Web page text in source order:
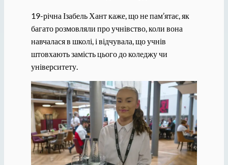
19-річна Ізабель Хант каже, що не пам’ятає, як
багато розмовляли про учнівство, коли вона
навчалася в школі, і відчувала, що учнів
штовхають замість цього до коледжу чи
університету.